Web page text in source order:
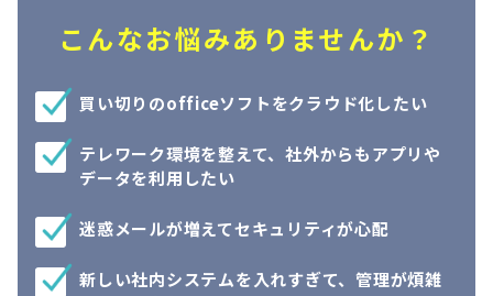
こんなお悩みありませんか？
買い切りのofficeソフトをクラウド化したい
テレワーク環境を整えて、社外からもアプリや
データを利用したい
迷惑メールが増えてセキュリティが心配
新しい社内システムを入れすぎて、管理が煩雑